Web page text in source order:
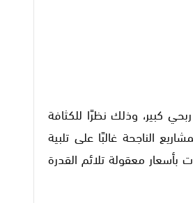
كبير، وذلك نظرًا للكثافة
الناجحة غالبًا على تلبية
بأسعار معقولة تلائم القدرة